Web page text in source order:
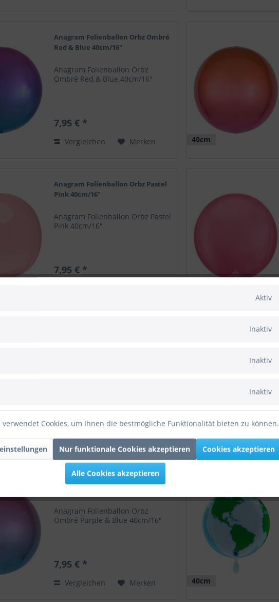
Anagram Folienballon Orbz Ombré
Red & Blue 40cm/16"
Anagram Folienballon Orbz
Ombré Red & Blue 40cm/16"
7,95 € *
Vergleichen Merken 40cm
Anagram Folienballon Orbz Pastel
Pink 40cm/16"
Anagram Folienballon Orbz Pastel
Pink 40cm/16"
7,95 € *
Anagram Folienballon Orbz Ombré
Anagram Folienballon Orbz
Ombré Purple & Blue 40cm/16"
7,95 € *
Vergleichen Merken 40cm
Aktiv
Inaktiv
Inaktiv
Inaktiv
verwendet Cookies, um Ihnen die bestmögliche Funktionalität bieten zu können.
Nur funktionale Cookies akzeptieren Cookies akzeptieren
Alle Cookies akzeptieren